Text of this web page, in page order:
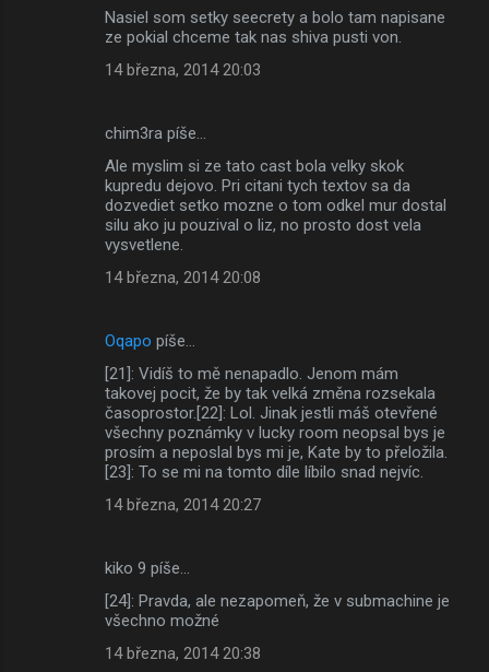
Nasiel som setky seecrety a bolo tam napisane
ze pokial chceme tak nas shiva pusti von.
14 března, 2014 20:03
chim3ra píše…
Ale myslim si ze tato cast bola velky skok
kupredu dejovo. Pri citani tych textov sa da
dozvediet setko mozne o tom odkel mur dostal
silu ako ju pouzival o liz, no prosto dost vela
vysvetlene.
14 března, 2014 20:08
Oqapo píše…
[21]: Vidíš to mě nenapadlo. Jenom mám
takovej pocit, že by tak velká změna rozsekala
časoprostor.[22]: Lol. Jinak jestli máš otevřené
všechny poznámky v lucky room neopsal bys je
prosím a neposlal bys mi je, Kate by to přeložila.
[23]: To se mi na tomto díle líbilo snad nejvíc.
14 března, 2014 20:27
kiko 9 píše…
[24]: Pravda, ale nezapomeň, že v submachine je
všechno možné
14 března, 2014 20:38